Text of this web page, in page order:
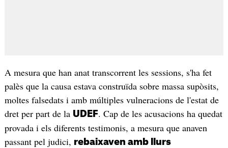
A mesura que han anat transcorrent les sessions, s'ha fet
palès que la causa estava construïda sobre massa supòsits,
moltes falsedats i amb múltiples vulneracions de l'estat de
dret per part de la UDEF. Cap de les acusacions ha quedat
provada i els diferents testimonis, a mesura que anaven
passant pel judici, rebaixaven amb llurs